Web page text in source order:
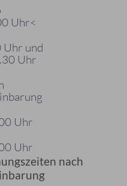
Uhr<
Uhr und
Uhr
Uhr
Uhr
nach